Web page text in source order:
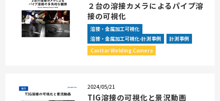
２台の溶接カメラによるパイプ溶
接の可視化
溶接・金属加工可視化
溶接・金属加工可視化-計測事例
計測事例
Cavitar Welding Camera
2024/05/21
TIG溶接の可視化と景況動画